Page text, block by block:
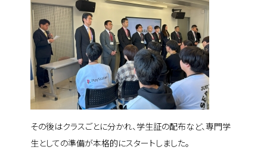
その後はクラスごとに分かれ、学生証の配布など、専門学
生としての準備が本格的にスタートしました。